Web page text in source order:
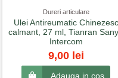
Dureri articulare
Ulei Antireumatic Chinezesc
calmant, 27 ml, Tianran
Intercom
9,00 lei
Adauga in cos